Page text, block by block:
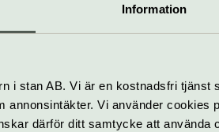
Information
i stan AB. Vi är en kostnadsfri
annonsintäkter. Vi använder cookies
därför ditt samtycke att använda